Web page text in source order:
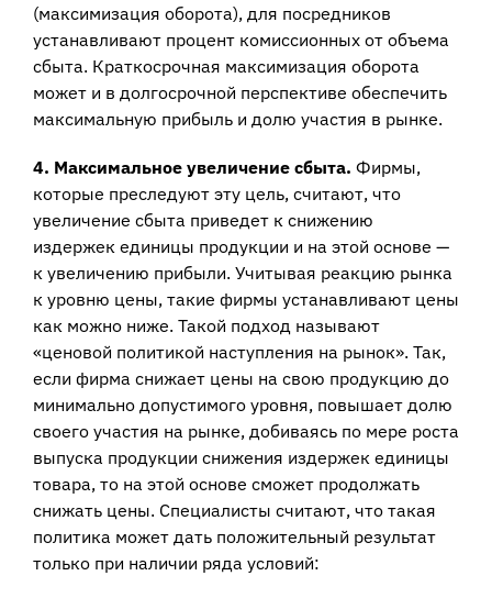
(максимизация оборота), для посредников
устанавливают процент комиссионных от объема
сбыта. Краткосрочная максимизация оборота
может и в долгосрочной перспективе обеспечить
максимальную прибыль и долю участия в рынке.
4. Максимальное увеличение сбыта. Фирмы,
которые преследуют эту цель, считают, что
увеличение сбыта приведет к снижению
издержек единицы продукции и на этой основе —
к увеличению прибыли. Учитывая реакцию рынка
к уровню цены, такие фирмы устанавливают цены
как можно ниже. Такой подход называют
«ценовой политикой наступления на рынок». Так,
если фирма снижает цены на свою продукцию до
минимально допустимого уровня, повышает долю
своего участия на рынке, добиваясь по мере роста
выпуска продукции снижения издержек единицы
товара, то на этой основе сможет продолжать
снижать цены. Специалисты считают, что такая
политика может дать положительный результат
только при наличии ряда условий: